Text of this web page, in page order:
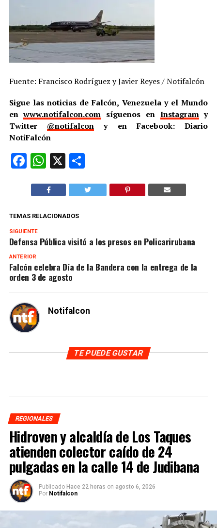
Fuente: Francisco Rodríguez y Javier Reyes / Notifalcón
Sigue las noticias de Falcón, Venezuela y el Mundo
enwww.notifalcon.com síguenos en Instagramy
Twitter @notifalcon y en Facebook: Diario
NotiFalcón
Facebook
WhatsApp
X Compartir
TEMAS RELACIONADOS
SIGUIENTE
Defensa Pública visitó a los presos en Policarirubana
ANTERIOR
Falcón celebra Día de la Bandera con la entrega de la
orden 3 de agosto
Notifalcon
TE PUEDE GUSTAR
REGIONALES
Hidroven y alcaldía de Los Taques
atienden colector caído de 24
pulgadas en la calle 14 de Judibana
Publicado Hace 22 horas on agosto 6, 2026
Por Notifalcon